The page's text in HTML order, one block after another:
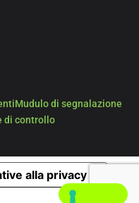
Mudulo di segnalazione
di controllo
alla privacy